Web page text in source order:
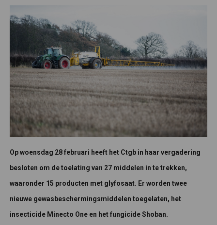
Op woensdag 28 februari heeft het Ctgb in haar vergadering
besloten om de toelating van 27 middelen in te trekken,
waaronder 15 producten met glyfosaat. Er worden twee
nieuwe gewasbeschermingsmiddelen toegelaten, het
insecticide Minecto One en het fungicide Shoban.